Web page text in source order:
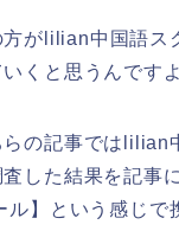
方がlilian中国語
くと思うんです
の記事ではlilian
した結果を記事
ル】という感じで